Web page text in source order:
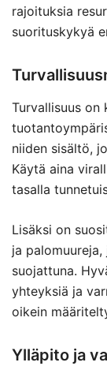
rajoituksia
suorituskykyä
Turvallisuus on
niiden sisältö,
Käytä aina
tasalla
Lisäksi on
ja
suojattuna.
yhteyksiä ja
oikein
Ylläpito ja